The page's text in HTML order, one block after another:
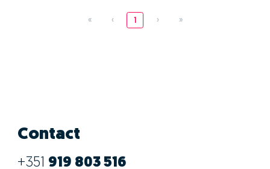
« ‹ 1 › »
Contact
+351 919 803 516